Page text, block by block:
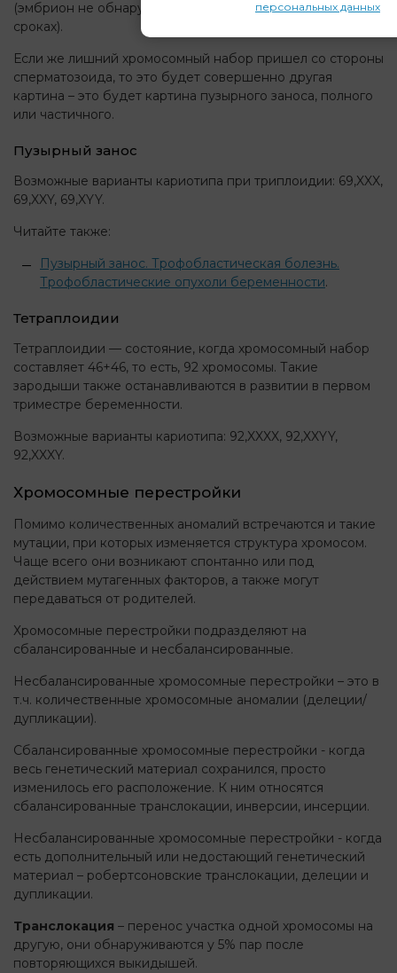
(эмбрион не обнаруживается, или погибает на малых
сроках).
Если же лишний хромосомный набор пришел со стороны
сперматозоида, то это будет совершенно другая
картина – это будет картина пузырного заноса, полного
или частичного.
Пузырный занос
Возможные варианты кариотипа при триплоидии: 69,XXX,
69,XXY, 69,XYY.
Читайте также:
Пузырный занос. Трофобластическая болезнь.
Трофобластические опухоли беременности.
Тетраплоидии
Тетраплоидии — состояние, когда хромосомный набор
составляет 46+46, то есть, 92 хромосомы. Такие
зародыши также останавливаются в развитии в первом
триместре беременности.
Возможные варианты кариотипа: 92,XXXX, 92,XXYY,
92,XXXY.
Хромосомные перестройки
Помимо количественных аномалий встречаются и такие
мутации, при которых изменяется структура хромосом.
Чаще всего они возникают спонтанно или под
действием мутагенных факторов, а также могут
передаваться от родителей.
Хромосомные перестройки подразделяют на
сбалансированные и несбалансированные.
Несбалансированные хромосомные перестройки – это в
т.ч. количественные хромосомные аномалии (делеции/
дупликации).
Сбалансированные хромосомные перестройки - когда
весь генетический материал сохранился, просто
изменилось его расположение. К ним относятся
сбалансированные транслокации, инверсии, инсерции.
Несбалансированные хромосомные перестройки - когда
есть дополнительный или недостающий генетический
материал – робертсоновские транслокации, делеции и
дупликации.
Транслокация – перенос участка одной хромосомы на
другую, они обнаруживаются у 5% пар после
повторяющихся выкидышей.
персональных данных